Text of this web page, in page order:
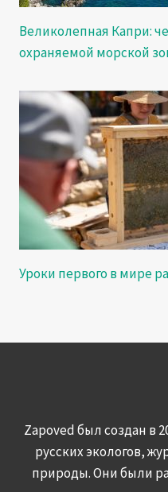
Великолепная Капри:
охраняемой морской
Уроки первого в мире
Zapoved был создан в
русских экологов,
природы. Они были